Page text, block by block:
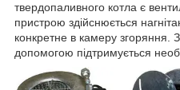
твердопаливного котла є
пристрою здійснюється
конкретне в камеру згоряння.
допомогою підтримується